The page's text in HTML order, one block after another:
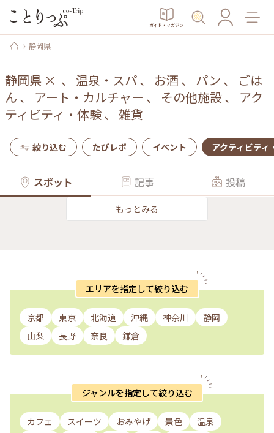
ガイド・マガジン
静岡県
静岡県 × 、 温泉・スパ、 お酒 、 パン 、
ごは
ん 、 アート・カルチャー 、 その他施設、 アク
ティビティ・体験、 雑貨
絞り込む たびレポ イベント アクティビティ
スポット 記事 投稿
もっとみる
エリアを指定して絞り込む
京都 東京 北海道 沖縄 神奈川
静岡
山梨
長野 奈良 鎌倉
ジャンルを指定して絞り込む
カフェ スイーツ おみやげ 景色
温泉